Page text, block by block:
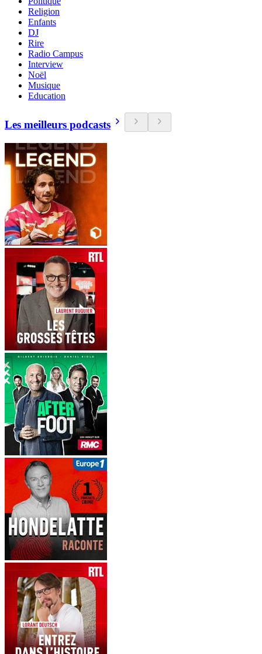
Religion
Enfants
DJ
Rire
Radio Campus
Interview
Noël
Musique
Education
Les meilleurs podcasts